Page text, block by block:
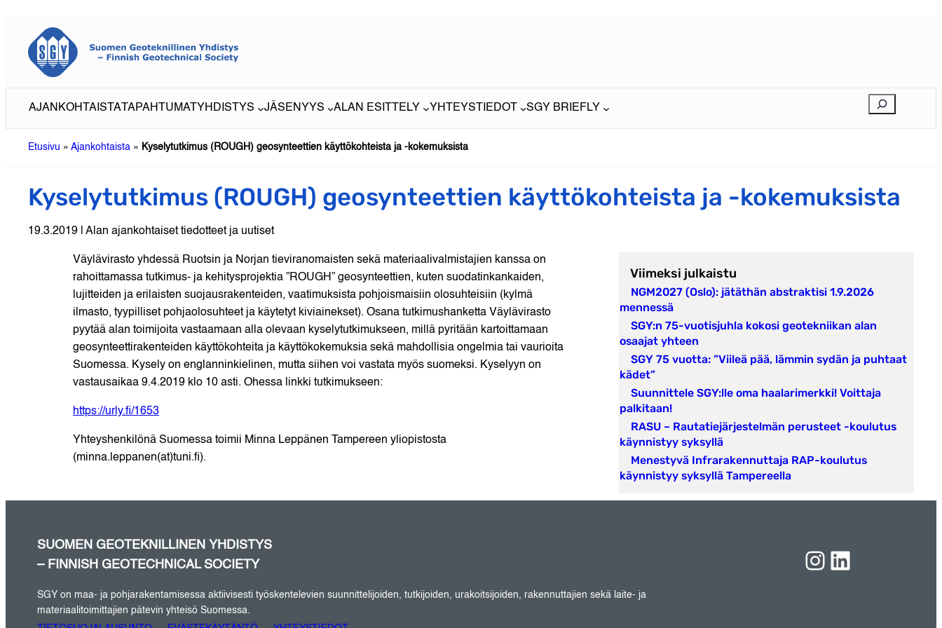
sisältöön
AJANKOHTAISTA TAPAHTUMAT YHDISTYS JÄSENYYS ALAN ESITTELY YHTEYSTIEDOT SGY BRIEFLY
Etusivu » Ajankohtaista » Kyselytutkimus (ROUGH) geosynteettien käyttökohteista ja -kokemuksista
Kyselytutkimus (ROUGH) geosynteettien käyttökohteista ja -kokemuksista
19.3.2019 | Alan ajankohtaiset tiedotteet ja uutiset
Väylävirasto yhdessä Ruotsin ja Norjan tieviranomaisten sekä materiaalivalmistajien kanssa on
rahoittamassa tutkimus- ja kehitysprojektia ”ROUGH” geosynteettien, kuten suodatinkankaiden,
lujitteiden ja erilaisten suojausrakenteiden, vaatimuksista pohjoismaisiin olosuhteisiin (kylmä
ilmasto, tyypilliset pohjaolosuhteet ja käytetyt kiviainekset). Osana tutkimushanketta Väylävirasto
pyytää alan toimijoita vastaamaan alla olevaan kyselytutkimukseen, millä pyritään kartoittamaan
geosynteettirakenteiden käyttökohteita ja käyttökokemuksia sekä mahdollisia ongelmia tai vaurioita
Suomessa. Kysely on englanninkielinen, mutta siihen voi vastata myös suomeksi. Kyselyyn on
vastausaikaa 9.4.2019 klo 10 asti. Ohessa linkki tutkimukseen:
https://urly.fi/1653
Yhteyshenkilönä Suomessa toimii Minna Leppänen Tampereen yliopistosta
(minna.leppanen(at)tuni.fi).
Viimeksi julkaistu
NGM2027 (Oslo): jätäthän abstraktisi 1.9.2026
mennessä
SGY:n 75-vuotisjuhla kokosi geotekniikan alan
osaajat yhteen
SGY 75 vuotta: ”Viileä pää, lämmin sydän ja puhtaat
kädet”
Suunnittele SGY:lle oma haalarimerkki! Voittaja
palkitaan!
RASU – Rautatiejärjestelmän perusteet -koulutus
käynnistyy syksyllä
Menestyvä Infrarakennuttaja RAP-koulutus
käynnistyy syksyllä Tampereella
SUOMEN GEOTEKNILLINEN YHDISTYS
– FINNISH GEOTECHNICAL SOCIETY
SGY on maa- ja pohjarakentamisessa aktiivisesti työskentelevien suunnittelijoiden, tutkijoiden, urakoitsijoiden, rakennuttajien sekä laite- ja
materiaalitoimittajien pätevin yhteisö Suomessa.
Instagram LinkedIn